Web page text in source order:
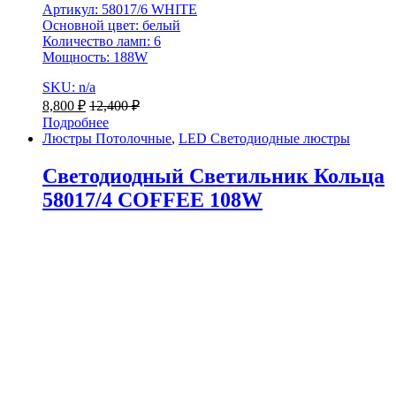
Артикул: 58017/6 WHITE
Основной цвет: белый
Количество ламп: 6
Мощность: 188W
SKU: n/a
8,800 ₽ 12,400₽
Подробнее
Люстры Потолочные, LED Светодиодные люстры
Светодиодный Светильник Кольца
58017/4 COFFEE 108W